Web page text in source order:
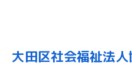
大田区社会福祉法